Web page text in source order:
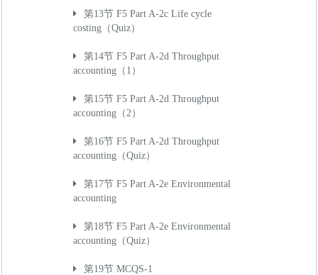
第13节 F5 Part A-2c Life cycle
costing（Quiz）
第14节 F5 Part A-2d Throughput
accounting（1）
第15节 F5 Part A-2d Throughput
accounting（2）
第16节 F5 Part A-2d Throughput
accounting（Quiz）
第17节 F5 Part A-2e Environmental
accounting
第18节 F5 Part A-2e Environmental
accounting（Quiz）
第19节 MCQS-1